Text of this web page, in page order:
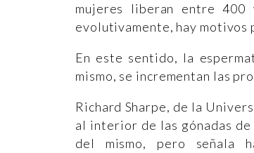
mujeres liberan entre
evolutivamente, hay motivos
En este sentido, la
mismo, se incrementan las
Richard Sharpe, de la
al interior de las gónadas
del mismo, pero señala